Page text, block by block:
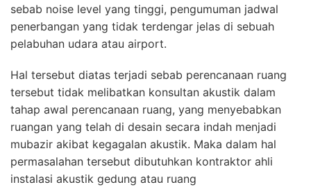
sebab noise level yang tinggi, pengumuman jadwal
penerbangan yang tidak terdengar jelas di sebuah
pelabuhan udara atau airport.
Hal tersebut diatas terjadi sebab perencanaan ruang
tersebut tidak melibatkan konsultan akustik dalam
tahap awal perencanaan ruang, yang menyebabkan
ruangan yang telah di desain secara indah menjadi
mubazir akibat kegagalan akustik. Maka dalam hal
permasalahan tersebut dibutuhkan kontraktor ahli
instalasi akustik gedung atau ruang